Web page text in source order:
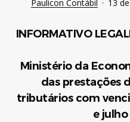
Paulicon Contábil 13
INFORMATIVO
Ministério da
das prestações
tributários com
e